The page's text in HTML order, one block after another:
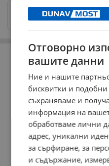
Изпращайте
Отговорно
вашите данни
Ние и нашите
бисквитки и подобни
съхраняваме и
информация на
обработваме лични
адрес, уникални
за сърфиране, за
и съдържание,